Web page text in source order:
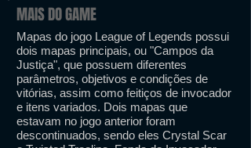
MAIS DO GAME
Mapas do jogo League of Legends possui
dois mapas principais, ou "Campos da
Justiça", que possuem diferentes
parâmetros, objetivos e condições de
vitórias, assim como feitiços de invocador
e itens variados. Dois mapas que
estavam no jogo anterior foram
descontinuados, sendo eles Crystal Scar